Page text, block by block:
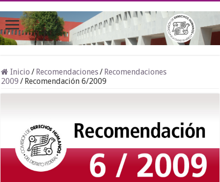
Inicio / Recomendaciones/ Recomendaciones
2009 / Recomendación 6/2009